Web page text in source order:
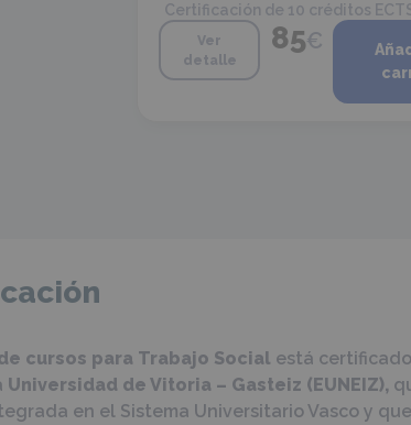
Certificación de 10 créditos
Ver
detalle
85€
cursos para Trabajo Social está
Universidad de Vitoria – Gasteiz (EUNEIZ),
en el Sistema Universitario Vasco y